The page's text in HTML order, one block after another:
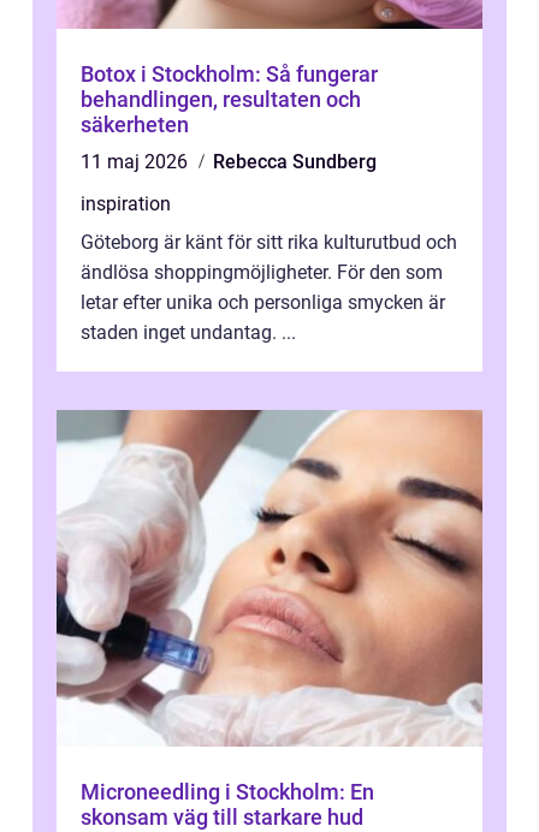
Botox i Stockholm: Så fungerar
behandlingen, resultaten och
säkerheten
11 maj 2026
Rebecca Sundberg
inspiration
Göteborg är känt för sitt rika kulturutbud och
ändlösa shoppingmöjligheter. För den som
letar efter unika och personliga smycken är
staden inget undantag. ...
Microneedling i Stockholm: En
skonsam väg till starkare hud